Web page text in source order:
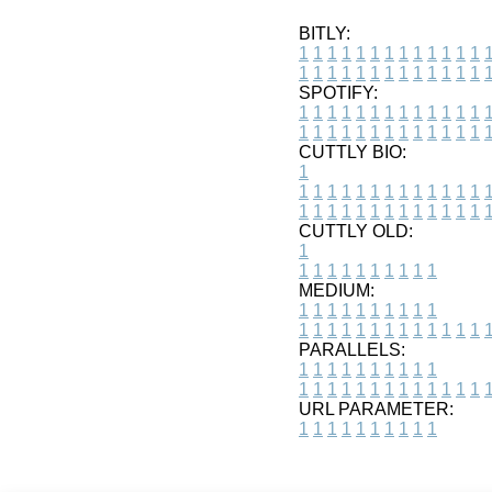
BITLY:
1 1 1 1 1 1 1 1 1 1 1 1 1 1
1 1 1 1 1 1 1 1 1 1 1 1 1 1
SPOTIFY:
1 1 1 1 1 1 1 1 1 1 1 1 1 1
1 1 1 1 1 1 1 1 1 1 1 1 1 1
CUTTLY BIO:
1
1 1 1 1 1 1 1 1 1 1 1 1 1 1
1 1 1 1 1 1 1 1 1 1 1 1 1 1
CUTTLY OLD:
1
1 1 1 1 1 1 1 1 1 1
MEDIUM:
1 1 1 1 1 1 1 1 1 1
1 1 1 1 1 1 1 1 1 1 1 1 1 1
PARALLELS:
1 1 1 1 1 1 1 1 1 1
1 1 1 1 1 1 1 1 1 1 1 1 1 1
URL PARAMETER:
1 1 1 1 1 1 1 1 1 1